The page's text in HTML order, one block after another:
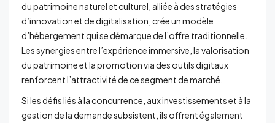
du patrimoine naturel et culturel, alliée à des stratégies
d’innovation et de digitalisation, crée un modèle
d’hébergement qui se démarque de l’offre traditionnelle.
Les synergies entre l’expérience immersive, la valorisation
du patrimoine et la promotion via des outils digitaux
renforcent l’attractivité de ce segment de marché.
Si les défis liés à la concurrence, aux investissements et à la
gestion de la demande subsistent, ils offrent également